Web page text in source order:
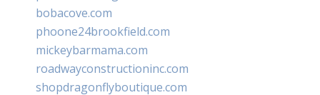
bobacove.com
phoone24brookfield.com
mickeybarmama.com
roadwayconstructioninc.com
shopdragonflyboutique.com